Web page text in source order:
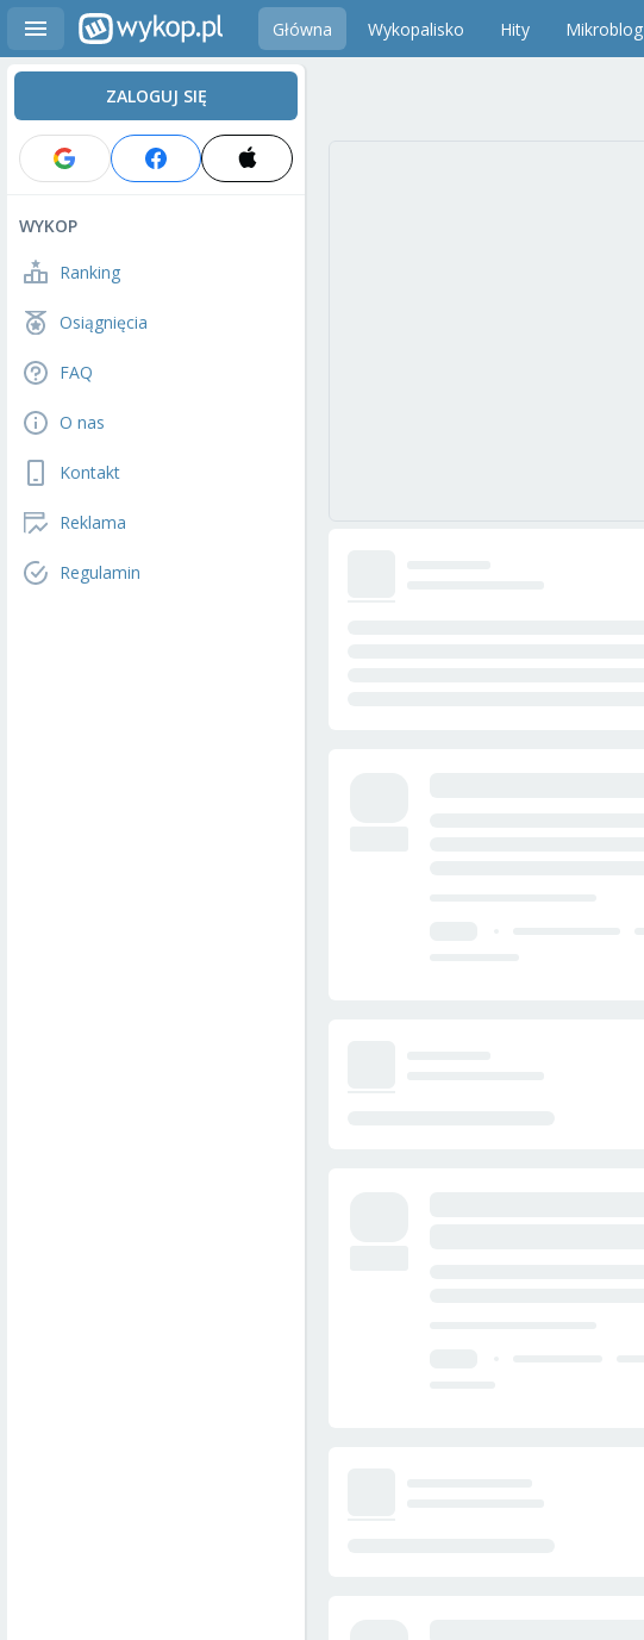
Główna Wykopalisko Hity Mikroblog
ZALOGUJ SIĘ
WYKOP
Ranking
Osiągnięcia
FAQ
O nas
Kontakt
Reklama
Regulamin